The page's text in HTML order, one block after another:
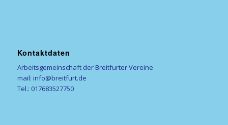
Kontaktdaten
Arbeitsgemeinschaft der Breitfurter Vereine
mail: info@breitfurt.de
Tel.: 017683527750